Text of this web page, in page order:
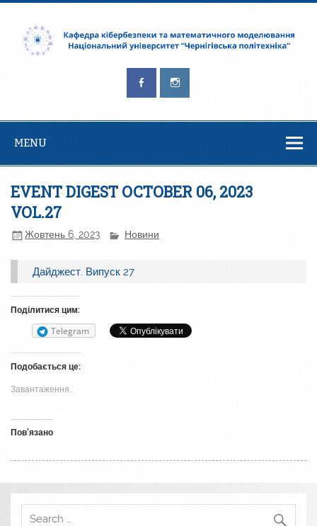
кібербезпеки та
математичного
Безпека – це процес, а не результат. Брюс Шнайер
MENU
EVENT DIGEST OCTOBER 06, 2023
VOL.27
Жовтень 6, 2023 Новини
Дайджест. Випуск 27
Поділитися цим:
Telegram
Подобається це:
Завантаження…
Пов’язано